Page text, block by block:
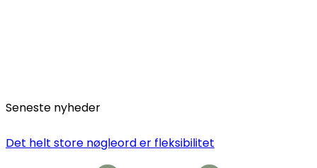
Seneste nyheder
Det helt store nøgleord er fleksibilitet